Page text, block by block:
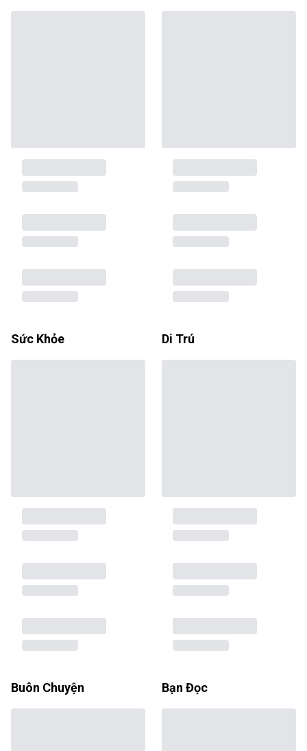
Sức Khỏe Di Trú
Buôn Chuyện Bạn Đọc